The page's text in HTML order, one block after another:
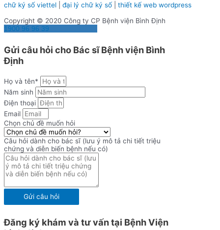
chữ ký số viettel đại lý chữ ký số
thiết kế web wordpress
Copyright © 2020 Công ty CP Bệnh viện Bình Định
1900 96 96 39
Gửi câu hỏi cho Bác sĩ Bệnh viện Bình
Định
Họ và tên*
Năm sinh
Điện thoại
Email
Chọn chủ đề muốn hỏi
Câu hỏi dành cho bác sĩ (lưu ý mô tả chi tiết triệu
chứng và diễn biến bệnh nếu có)
Gửi câu hỏi
Đăng ký khám và tư vấn tại Bệnh Viện